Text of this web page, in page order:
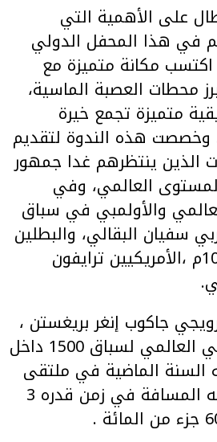
على الأهمية التي
في هذا المحفل الدولي
اكتسب مكانة متميزة مع
محطات العصبة الماسية،
متميزة تجمع خيرة
وخصصت هذه الندوة لتقديم
الذين ينتظرهم غدا جمهور
العالمي، وفي
والأولمبي في سباق
سفيان البقالي، والبطلين
العالميين لسباق 100م ،الأمريكيين ترايفون
جاكوب إنغر بريغستن ،
صاحب الرقم القياسي العالمي لسباق 1500 داخل
السنة الماضية في ملتقى
ليفين بفرنسا بقطعه المسافة في زمن قدره 3